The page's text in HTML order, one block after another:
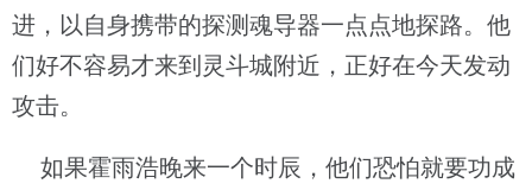
进，以自身携带的探测魂导器一点点地探路。他
们好不容易才来到灵斗城附近，正好在今天发动
攻击。
如果霍雨浩晚来一个时辰，他们恐怕就要功成